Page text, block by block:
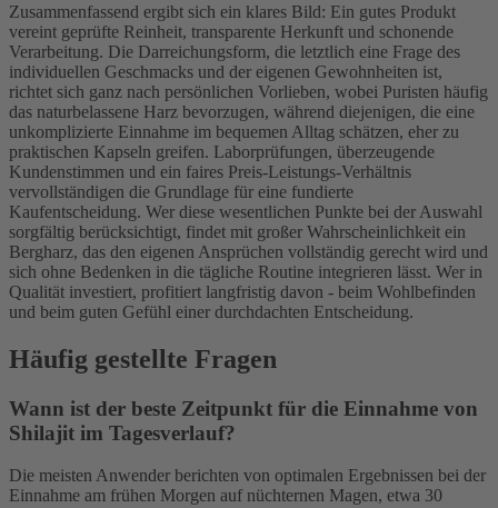
Zusammenfassend ergibt sich ein klares Bild: Ein gutes Produkt
vereint geprüfte Reinheit, transparente Herkunft und schonende
Verarbeitung. Die Darreichungsform, die letztlich eine Frage des
individuellen Geschmacks und der eigenen Gewohnheiten ist,
richtet sich ganz nach persönlichen Vorlieben, wobei Puristen häufig
das naturbelassene Harz bevorzugen, während diejenigen, die eine
unkomplizierte Einnahme im bequemen Alltag schätzen, eher zu
praktischen Kapseln greifen. Laborprüfungen, überzeugende
Kundenstimmen und ein faires Preis-Leistungs-Verhältnis
vervollständigen die Grundlage für eine fundierte
Kaufentscheidung. Wer diese wesentlichen Punkte bei der Auswahl
sorgfältig berücksichtigt, findet mit großer Wahrscheinlichkeit ein
Bergharz, das den eigenen Ansprüchen vollständig gerecht wird und
sich ohne Bedenken in die tägliche Routine integrieren lässt. Wer in
Qualität investiert, profitiert langfristig davon - beim Wohlbefinden
und beim guten Gefühl einer durchdachten Entscheidung.
Häufig gestellte Fragen
Wann ist der beste Zeitpunkt für die Einnahme von
Shilajit im Tagesverlauf?
Die meisten Anwender berichten von optimalen Ergebnissen bei der
Einnahme am frühen Morgen auf nüchternen Magen, etwa 30